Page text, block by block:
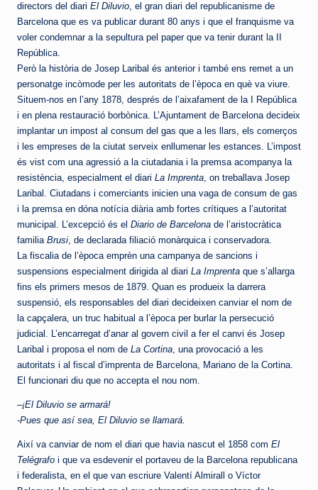
directors del diari El Diluvio, el gran diari del republicanisme de
Barcelona que es va publicar durant 80 anys i que el franquisme va
voler condemnar a la sepultura pel paper que va tenir durant la II
República.
Però la història de Josep Laribal és anterior i també ens remet a un
personatge incòmode per les autoritats de l’època en què va viure.
Situem-nos en l’any 1878, després de l’aixafament de la I República
i en plena restauració borbònica. L’Ajuntament de Barcelona decideix
implantar un impost al consum del gas que a les llars, els comerços
i les empreses de la ciutat serveix enllumenar les estances. L’impost
és vist com una agressió a la ciutadania i la premsa acompanya la
resistència, especialment el diari La Imprenta, on treballava Josep
Laribal. Ciutadans i comerciants inicien una vaga de consum de gas
i la premsa en dóna notícia diària amb fortes crítiques a l’autoritat
municipal. L’excepció és el Diario de Barcelona de l’aristocràtica
familia Brusi, de declarada filiació monàrquica i conservadora.
La fiscalia de l’època emprèn una campanya de sancions i
suspensions especialment dirigida al diari La Imprenta que s’allarga
fins els primers mesos de 1879. Quan es produeix la darrera
suspensió, els responsables del diari decideixen canviar el nom de
la capçalera, un truc habitual a l’època per burlar la persecució
judicial. L’encarregat d’anar al govern civil a fer el canvi és Josep
Laribal i proposa el nom de La Cortina, una provocació a les
autoritats i al fiscal d’imprenta de Barcelona, Mariano de la Cortina.
El funcionari diu que no accepta el nou nom.
–¡El Diluvio se armará!
-Pues que así sea, El Diluvio se llamará.
Així va canviar de nom el diari que havia nascut el 1858 com El
Telégrafo i que va esdevenir el portaveu de la Barcelona republicana
i federalista, en el que van escriure Valentí Almirall o Víctor